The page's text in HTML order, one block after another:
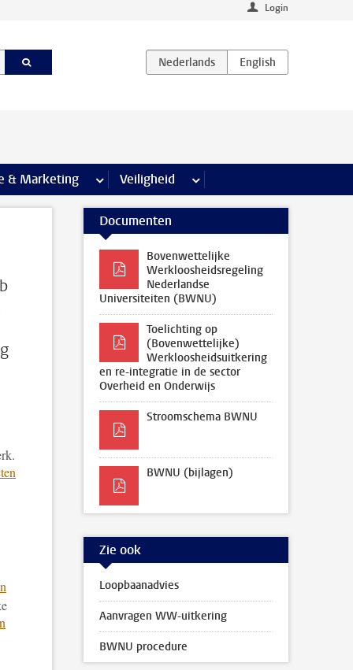
Login
& Marketing meer Communicatie & Marketing pagina’s
Veiligheid meer Veiligheid pagina’s
Documenten
Bovenwettelijke
Werkloosheidsregeling
Nederlandse
Universiteiten (BWNU)
Toelichting op
(Bovenwettelijke)
Werkloosheidsuitkering
en re-integratie in de sector
Overheid en Onderwijs
Stroomschema BWNU
BWNU (bijlagen)
Zie ook
Loopbaanadvies
Aanvragen WW-uitkering
BWNU procedure